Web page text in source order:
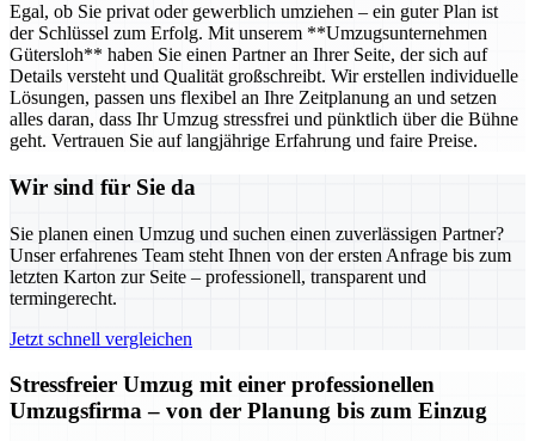
Egal, ob Sie privat oder gewerblich umziehen – ein guter Plan ist
der Schlüssel zum Erfolg. Mit unserem **Umzugsunternehmen
Gütersloh** haben Sie einen Partner an Ihrer Seite, der sich auf
Details versteht und Qualität großschreibt. Wir erstellen individuelle
Lösungen, passen uns flexibel an Ihre Zeitplanung an und setzen
alles daran, dass Ihr Umzug stressfrei und pünktlich über die Bühne
geht. Vertrauen Sie auf langjährige Erfahrung und faire Preise.
Wir sind für Sie da
Sie planen einen Umzug und suchen einen zuverlässigen Partner?
Unser erfahrenes Team steht Ihnen von der ersten Anfrage bis zum
letzten Karton zur Seite – professionell, transparent und
termingerecht.
Jetzt schnell vergleichen
Stressfreier Umzug mit einer professionellen
Umzugsfirma – von der Planung bis zum Einzug